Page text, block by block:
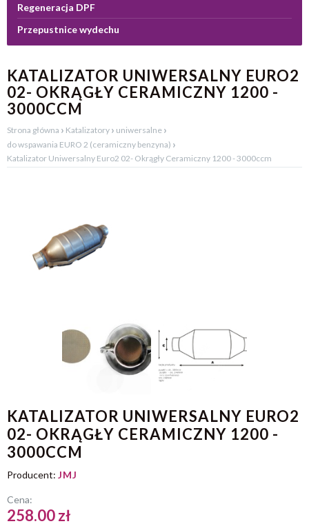
Regeneracja DPF
Przepustnice wydechu
KATALIZATOR UNIWERSALNY EURO2
02- OKRĄGŁY CERAMICZNY 1200 -
3000CCM
Strona główna › Katalizatory › uniwersalne ›
do wspawania EURO 2 (ceramiczny benzyna) ›
Katalizator Uniwersalny Euro2 02- Okrągły Ceramiczny 1200 - 3000ccm
KATALIZATOR UNIWERSALNY EURO2
02- OKRĄGŁY CERAMICZNY 1200 -
3000CCM
Producent: JMJ
Cena:
258.00 zł